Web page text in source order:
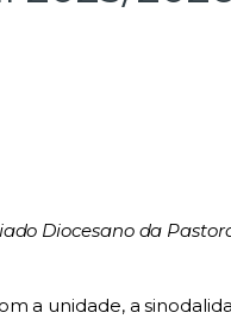
Diocesano da
a unidade, a